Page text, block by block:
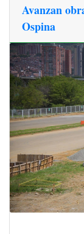
Avanzan
Ospina